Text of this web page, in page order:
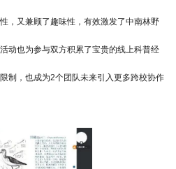
，又兼顾了趣味性，有效激发了中南林野
动也为参与双方积累了宝贵的线上科普经
制，也成为2个团队未来引入更多跨校协作